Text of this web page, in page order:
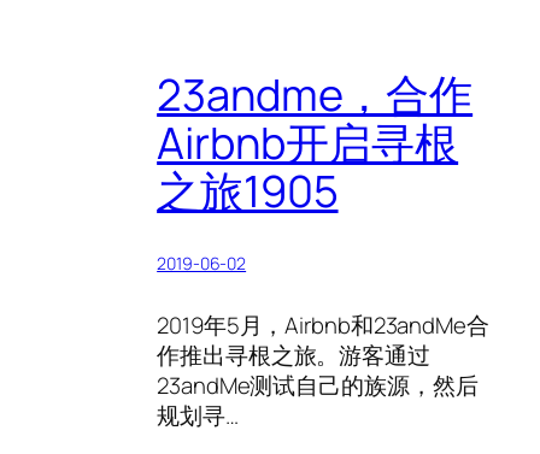
23andme，合作
Airbnb开启寻根
之旅1905
2019-06-02
2019年5月，Airbnb和23andMe合
作推出寻根之旅。游客通过
23andMe测试自己的族源，然后
规划寻…